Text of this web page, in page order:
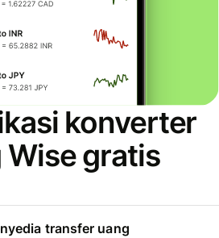
konverter
Wise gratis
transfer uang